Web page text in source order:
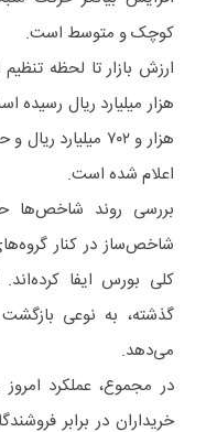
کوچک و متوسط است.
اعلام شده است.
بررسی روند شاخص‌ها
شاخص‌ساز در کنار
کلی بورس ایفا
گذشته، به نوعی بازگشت
می‌دهد.
در مجموع، عملکرد امروز
خریداران در برابر